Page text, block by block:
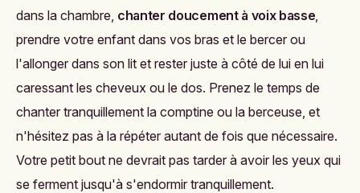
dans la chambre, chanter doucement à voix basse
prendre votre enfant dans vos bras et le bercer ou
l'allonger dans son lit et rester juste à côté de lui en lui
caressant les cheveux ou le dos. Prenez le temps de
chanter tranquillement la comptine ou la berceuse, et
n'hésitez pas à la répéter autant de fois que nécessaire.
Votre petit bout ne devrait pas tarder à avoir les yeux qui
se ferment jusqu'à s'endormir tranquillement.